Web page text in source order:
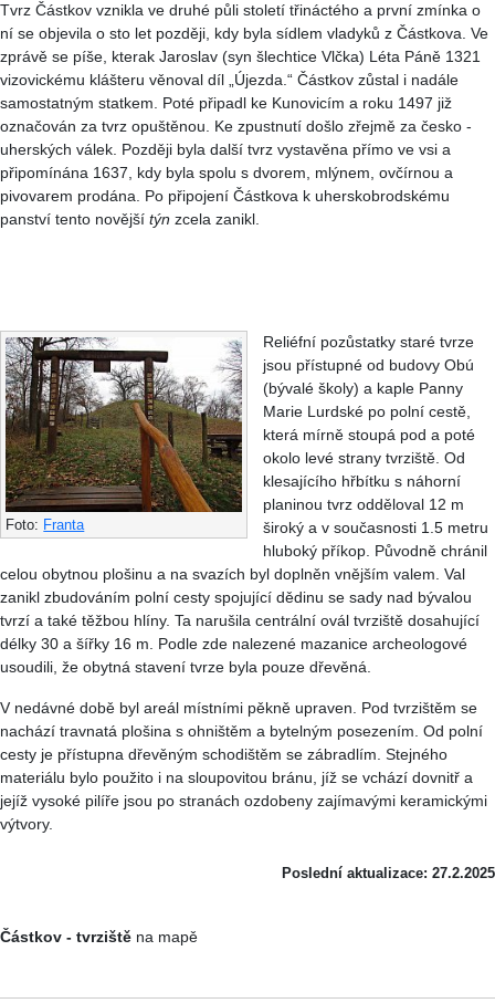
Tvrz Částkov vznikla ve druhé půli století třináctého a první zmínka o
ní se objevila o sto let později, kdy byla sídlem vladyků z Částkova. Ve
zprávě se píše, kterak Jaroslav (syn šlechtice Vlčka) Léta Páně 1321
vizovickému klášteru věnoval díl „Újezda.“ Částkov zůstal i nadále
samostatným statkem. Poté připadl ke Kunovicím a roku 1497 již
označován za tvrz opuštěnou. Ke zpustnutí došlo zřejmě za česko -
uherských válek. Později byla další tvrz vystavěna přímo ve vsi a
připomínána 1637, kdy byla spolu s dvorem, mlýnem, ovčírnou a
pivovarem prodána. Po připojení Částkova k uherskobrodskému
panství tento novější týn zcela zanikl.
Foto: Franta
Reliéfní pozůstatky staré tvrze
jsou přístupné od budovy Obú
(bývalé školy) a kaple Panny
Marie Lurdské po polní cestě,
která mírně stoupá pod a poté
okolo levé strany tvrziště. Od
klesajícího hřbítku s náhorní
planinou tvrz odděloval 12 m
široký a v současnosti 1.5 metru
hluboký příkop. Původně chránil
celou obytnou plošinu a na svazích byl doplněn vnějším valem. Val
zanikl zbudováním polní cesty spojující dědinu se sady nad bývalou
tvrzí a také těžbou hlíny. Ta narušila centrální ovál tvrziště dosahující
délky 30 a šířky 16 m. Podle zde nalezené mazanice archeologové
usoudili, že obytná stavení tvrze byla pouze dřevěná.
V nedávné době byl areál místními pěkně upraven. Pod tvrzištěm se
nachází travnatá plošina s ohništěm a bytelným posezením. Od polní
cesty je přístupna dřevěným schodištěm se zábradlím. Stejného
materiálu bylo použito i na sloupovitou bránu, jíž se vchází dovnitř a
jejíž vysoké pilíře jsou po stranách ozdobeny zajímavými keramickými
výtvory.
Poslední aktualizace: 27.2.2025
Částkov - tvrziště na mapě